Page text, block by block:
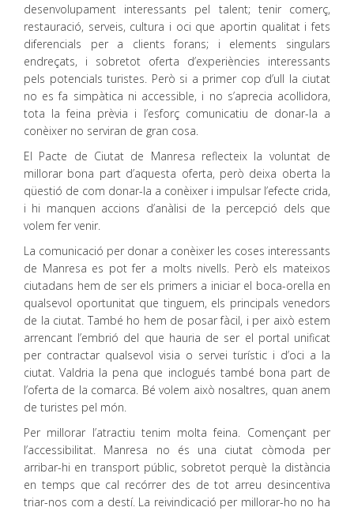
desenvolupament interessants pel talent; tenir comerç,
restauració, serveis, cultura i oci que aportin qualitat i fets
diferencials per a clients forans; i elements singulars
endreçats, i sobretot oferta d’experiències interessants
pels potencials turistes. Però si a primer cop d’ull la ciutat
no es fa simpàtica ni accessible, i no s’aprecia acollidora,
tota la feina prèvia i l’esforç comunicatiu de donar-la a
conèixer no serviran de gran cosa.
El Pacte de Ciutat de Manresa reflecteix la voluntat de
millorar bona part d’aquesta oferta, però deixa oberta la
qüestió de com donar-la a conèixer i impulsar l’efecte crida,
i hi manquen accions d’anàlisi de la percepció dels que
volem fer venir.
La comunicació per donar a conèixer les coses interessants
de Manresa es pot fer a molts nivells. Però els mateixos
ciutadans hem de ser els primers a iniciar el boca-orella en
qualsevol oportunitat que tinguem, els principals venedors
de la ciutat. També ho hem de posar fàcil, i per això estem
arrencant l’embrió del que hauria de ser el portal unificat
per contractar qualsevol visia o servei turístic i d’oci a la
ciutat. Valdria la pena que inclogués també bona part de
l’oferta de la comarca. Bé volem això nosaltres, quan anem
de turistes pel món.
Per millorar l’atractiu tenim molta feina. Començant per
l’accessibilitat. Manresa no és una ciutat còmoda per
arribar-hi en transport públic, sobretot perquè la distància
en temps que cal recórrer des de tot arreu desincentiva
triar-nos com a destí. La reivindicació per millorar-ho no ha